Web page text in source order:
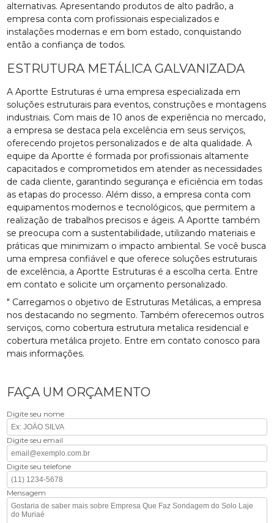
alternativas. Apresentando produtos de alto padrão, a
empresa conta com profissionais especializados e
instalações modernas e em bom estado, conquistando
então a confiança de todos.
ESTRUTURA METÁLICA GALVANIZADA
A Aportte Estruturas é uma empresa especializada em
soluções estruturais para eventos, construções e montagens
industriais. Com mais de 10 anos de experiência no mercado,
a empresa se destaca pela excelência em seus serviços,
oferecendo projetos personalizados e de alta qualidade. A
equipe da Aportte é formada por profissionais altamente
capacitados e comprometidos em atender as necessidades
de cada cliente, garantindo segurança e eficiência em todas
as etapas do processo. Além disso, a empresa conta com
equipamentos modernos e tecnológicos, que permitem a
realização de trabalhos precisos e ágeis. A Aportte também
se preocupa com a sustentabilidade, utilizando materiais e
práticas que minimizam o impacto ambiental. Se você busca
uma empresa confiável e que oferece soluções estruturais
de excelência, a Aportte Estruturas é a escolha certa. Entre
em contato e solicite um orçamento personalizado.
" Carregamos o objetivo de Estruturas Metálicas, a empresa
nos destacando no segmento. Também oferecemos outros
serviços, como cobertura estrutura metalica residencial e
cobertura metálica projeto. Entre em contato conosco para
mais informações.
FAÇA UM ORÇAMENTO
Digite seu nome
Digite seu email
Digite seu telefone
Mensagem